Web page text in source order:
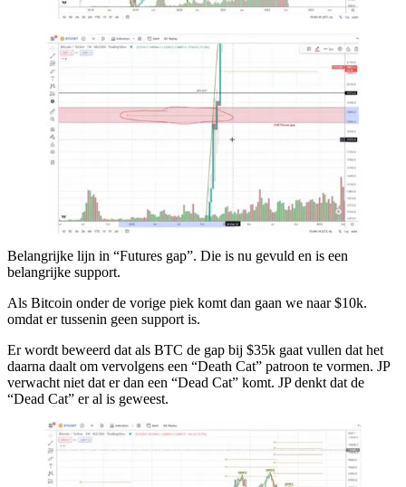
Belangrijke lijn in “Futures gap”. Die is nu gevuld en is een
belangrijke support.
Als Bitcoin onder de vorige piek komt dan gaan we naar $10k.
omdat er tussenin geen support is.
Er wordt beweerd dat als BTC de gap bij $35k gaat vullen dat het
daarna daalt om vervolgens een “Death Cat” patroon te vormen. JP
verwacht niet dat er dan een “Dead Cat” komt. JP denkt dat de
“Dead Cat” er al is geweest.